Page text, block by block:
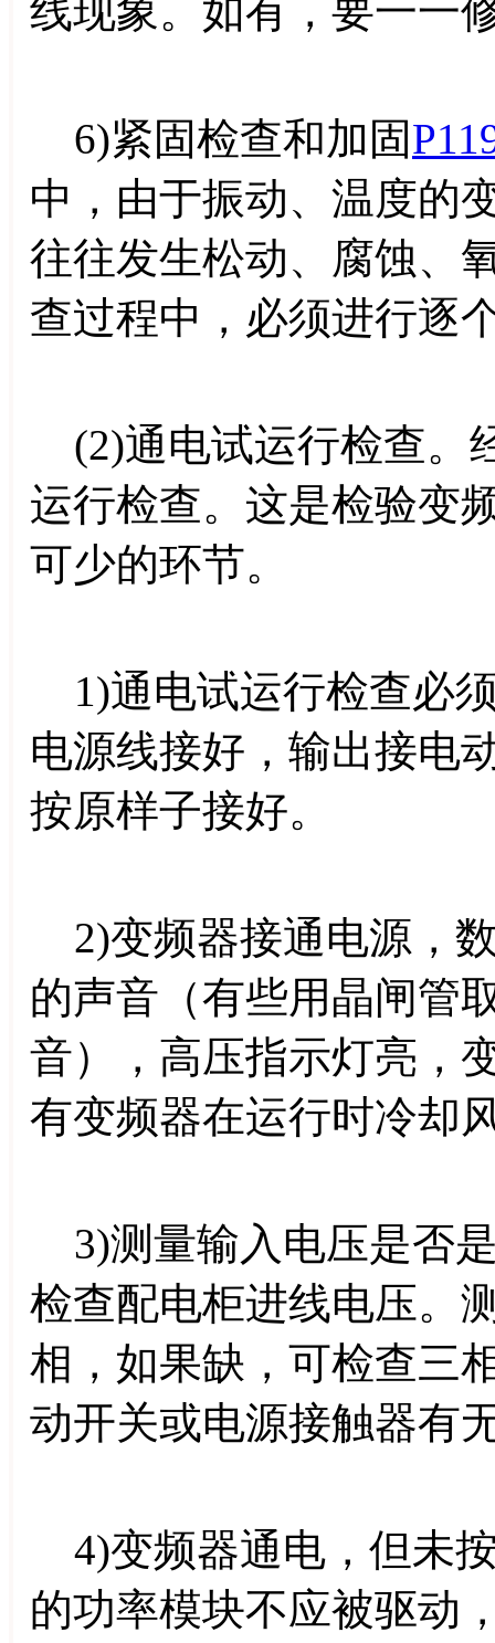
线现象。如有，要一一
6)紧固检查和加固
中，由于振动、温度的
往往发生松动、腐蚀、
查过程中，必须进行逐
(2)通电试运行检查。
运行检查。这是检验变
可少的环节。
1)通电试运行检查必
电源线接好，输出接电
按原样子接好。
2)变频器接通电源，
的声音（有些用晶闸管
音），高压指示灯亮，
有变频器在运行时冷却
3)测量输入电压是否
检查配电柜进线电压。
相，如果缺，可检查三
动开关或电源接触器有
4)变频器通电，但未
的功率模块不应被驱动